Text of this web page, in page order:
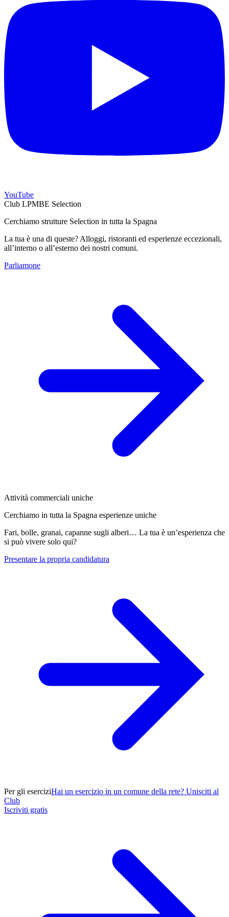
YouTube
Club LPMBE Selection
Cerchiamo strutture Selection in tutta la Spagna
La tua è una di queste? Alloggi, ristoranti ed esperienze eccezionali,
all’interno o all’esterno dei nostri comuni.
Parliamone
Attività commerciali uniche
Cerchiamo in tutta la Spagna esperienze uniche
Fari, bolle, granai, capanne sugli alberi… La tua è un’esperienza che
si può vivere solo qui?
Presentare la propria candidatura
Per gli eserciziHai un esercizio in un comune della rete? Unisciti al
Club
Iscriviti gratis